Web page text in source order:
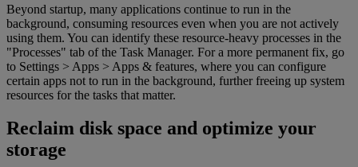
Beyond startup, many applications continue to run in the
background, consuming resources even when you are not actively
using them. You can identify these resource-heavy processes in the
"Processes" tab of the Task Manager. For a more permanent fix, go
to Settings > Apps > Apps & features, where you can configure
certain apps not to run in the background, further freeing up system
resources for the tasks that matter.
Reclaim disk space and optimize your
storage